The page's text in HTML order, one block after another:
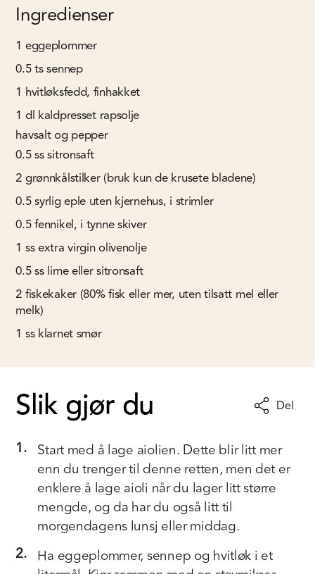
Ingredienser
1 eggeplommer
0.5tssennep
1 hvitløksfedd, finhakket
1 dl kaldpresset rapsolje
havsalt og pepper
0.5sssitronsaft
2grønnkålstilker (bruk kun de krusete bladene)
0.5syrlig eple uten kjernehus, i strimler
0.5fennikel, i tynne skiver
1 ssextra virgin olivenolje
0.5ss lime eller sitronsaft
2fiskekaker (80% fisk eller mer, uten tilsatt mel eller
melk)
1 ss klarnet smør
Slik gjør du Del
1. Start med å lage aiolien. Dette blir litt mer
enn du trenger til denne retten, men det er
enklere å lage aioli når du lager litt større
mengde, og da har du også litt til
morgendagens lunsj eller middag.
2. Ha eggeplommer, sennep og hvitløk i et